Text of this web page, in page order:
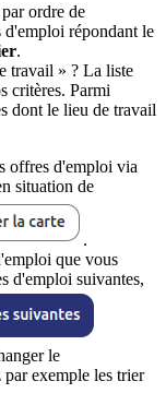
ordre de
d'emploi répondant le
.
travail » ? La liste
critères. Parmi
dont le lieu de travail
offres d'emploi via
situation de
.
que vous
d'emploi suivantes,
le
par exemple les trier